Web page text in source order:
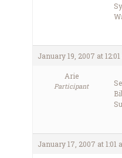
January 19, 2007 at
Arie
Participant
January 17, 2007 at 1:01